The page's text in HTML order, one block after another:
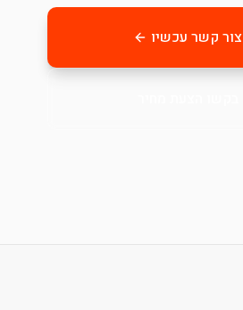
צור קשר עכשיו